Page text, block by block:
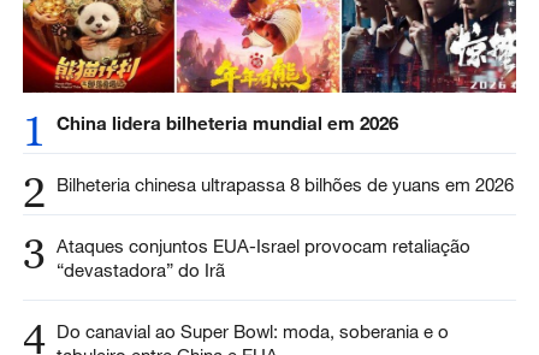
1 China lidera bilheteria mundial em 2026
2 Bilheteria chinesa ultrapassa 8 bilhões de yuans em 2026
3 Ataques conjuntos EUA-Israel provocam retaliação
“devastadora” do Irã
4 Do canavial ao Super Bowl: moda, soberania e o